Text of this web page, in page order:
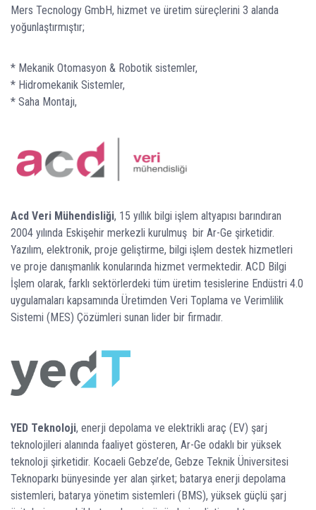
Mers Tecnology GmbH, hizmet ve üretim süreçlerini 3 alanda
yoğunlaştırmıştır;
* Mekanik Otomasyon & Robotik sistemler,
* Hidromekanik Sistemler,
* Saha Montajı,
Acd Veri Mühendisliği, 15 yıllık bilgi işlem altyapısı barındıran
2004 yılında Eskişehir merkezli kurulmuş bir Ar-Ge şirketidir.
Yazılım, elektronik, proje geliştirme, bilgi işlem destek hizmetleri
ve proje danışmanlık konularında hizmet vermektedir. ACD Bilgi
İşlem olarak, farklı sektörlerdeki tüm üretim tesislerine Endüstri 4.0
uygulamaları kapsamında Üretimden Veri Toplama ve Verimlilik
Sistemi (MES) Çözümleri sunan lider bir firmadır.
YED Teknoloji, enerji depolama ve elektrikli araç (EV) şarj
teknolojileri alanında faaliyet gösteren, Ar-Ge odaklı bir yüksek
teknoloji şirketidir. Kocaeli Gebze’de, Gebze Teknik Üniversitesi
Teknoparkı bünyesinde yer alan şirket; batarya enerji depolama
sistemleri, batarya yönetim sistemleri (BMS), yüksek güçlü şarj